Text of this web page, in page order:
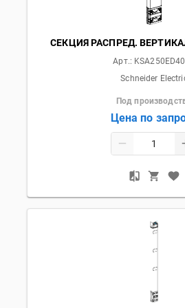
СЕКЦИЯ РАСПРЕД.
Арт.:
Schneider
Под
Цена по